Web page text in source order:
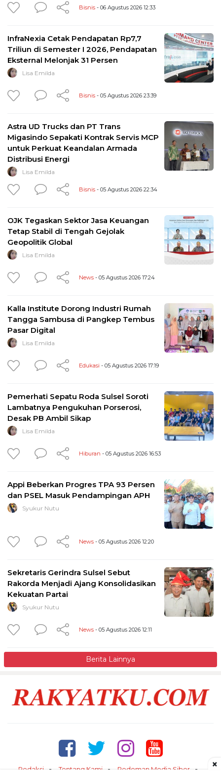
Bisnis - 06 Agustus 2026 12:33
InfraNexia Cetak Pendapatan Rp7,7
Triliun di Semester I 2026, Pendapatan
Eksternal Melonjak 31 Persen
Lisa Emilda
Bisnis - 05 Agustus 2026 23:39
Astra UD Trucks dan PT Trans
Migasindo Sepakati Kontrak Servis MCP
untuk Perkuat Keandalan Armada
Distribusi Energi
Lisa Emilda
Bisnis - 05 Agustus 2026 22:34
OJK Tegaskan Sektor Jasa Keuangan
Tetap Stabil di Tengah Gejolak
Geopolitik Global
Lisa Emilda
News - 05 Agustus 2026 17:24
Kalla Institute Dorong Industri Rumah
Tangga Sambusa di Pangkep Tembus
Pasar Digital
Lisa Emilda
Edukasi - 05 Agustus 2026 17:19
Pemerhati Sepatu Roda Sulsel Soroti
Lambatnya Pengukuhan Porserosi,
Desak PB Ambil Sikap
Lisa Emilda
Hiburan - 05 Agustus 2026 16:53
Appi Beberkan Progres TPA 93 Persen
dan PSEL Masuk Pendampingan APH
Syukur Nutu
News - 05 Agustus 2026 12:20
Sekretaris Gerindra Sulsel Sebut
Rakorda Menjadi Ajang Konsolidasikan
Kekuatan Partai
Syukur Nutu
News - 05 Agustus 2026 12:11
Berita Lainnya
Redaksi Tentang Kami Pedoman Media Siber ×